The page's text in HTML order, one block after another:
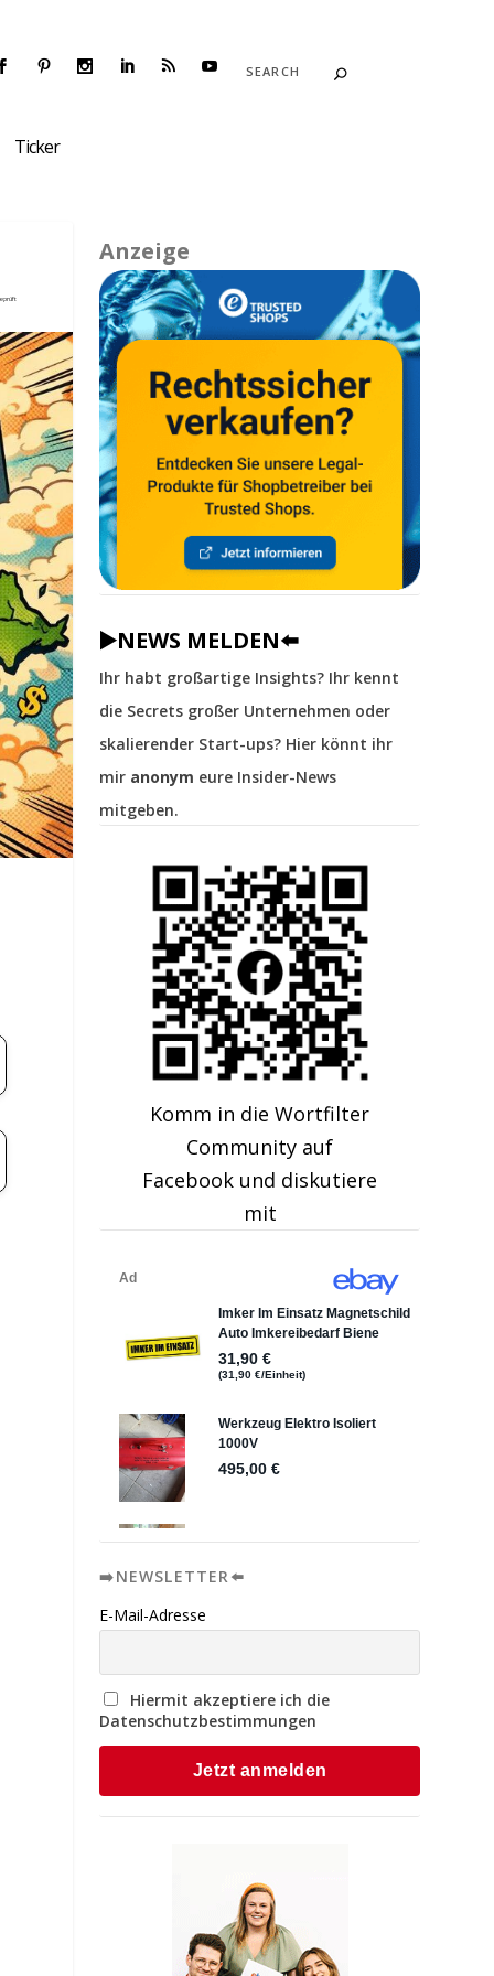
Ticker
Anzeige
▶️NEWS MELDEN⬅️
Ihr habt großartige Insights? Ihr kennt
die Secrets großer Unternehmen oder
skalierender Start-ups? Hier könnt ihr
mir anonym eure Insider-News
mitgeben.
Komm in die Wortfilter
Community auf
Facebook und diskutiere
mit
➡️NEWSLETTER⬅️
E-Mail-Adresse
Hiermit akzeptiere ich die
Datenschutzbestimmungen